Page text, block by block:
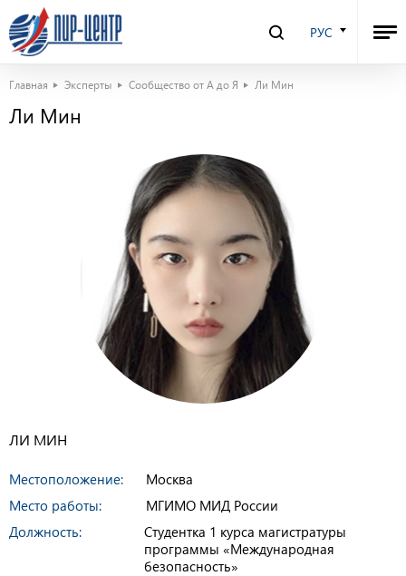
РУС
Главная Эксперты Сообщество от А до Я Ли Мин
Ли Мин
ЛИ МИН
Местоположение:
Москва
Место работы:
МГИМО МИД России
Должность:
Студентка 1 курса магистратуры
программы «Международная
безопасность»